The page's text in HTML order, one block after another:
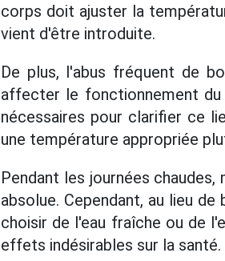
corps doit ajuster la
vient d'être introduite.
De plus, l'abus fréquent de
affecter le fonctionnement du
nécessaires pour clarifier ce
une température appropriée
Pendant les journées
absolue. Cependant, au lieu
choisir de l'eau fraîche ou de
effets indésirables sur la santé.